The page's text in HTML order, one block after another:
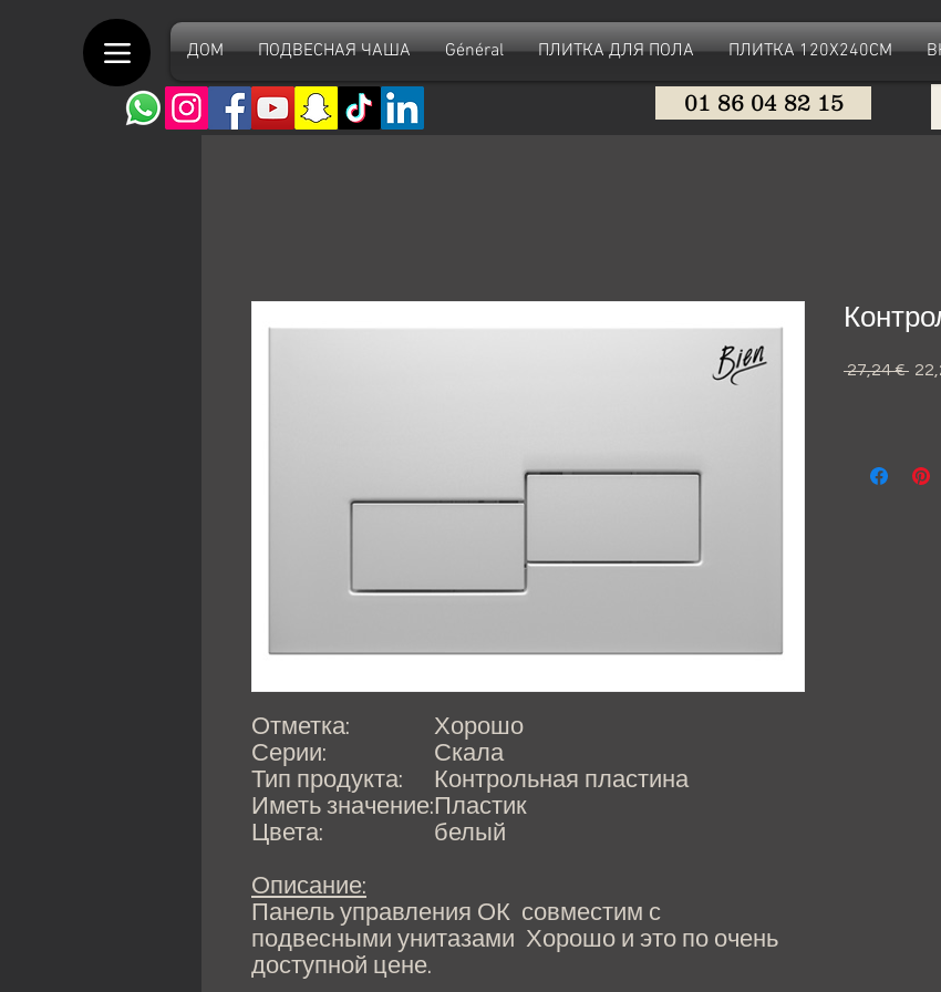
ДОМ ПОДВЕСНАЯ ЧАША Général ПЛИТКА ДЛЯ ПОЛА ПЛИТКА 120X240CM
01 86 04 82 15
Отметка:
Хорошо
Серии:
Скала
Тип продукта:
Контрольная пластина
Иметь значение: Пластик
Цвета:
белый
Описание:
Панель управления ОК совместим с
подвесными унитазами Хорошо и это по очень
доступной цене.
27,24 €